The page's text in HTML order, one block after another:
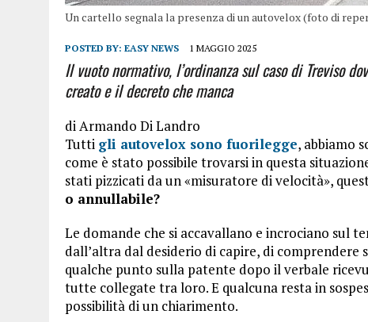
Un cartello segnala la presenza di un autovelox (foto di
POSTED BY: EASY NEWS 1 MAGGIO 2025
Il vuoto normativo, l’ordinanza sul caso di Treviso
creato e il decreto che manca
diArmando Di Landro
Tutti gli autovelox sono fuorilegge, abbiamo
come è stato possibile trovarsi in questa
stati pizzicati da un «misuratore di velocità»,
o annullabile?
Le domande che si accavallano e incrociano sul
dall’altra dal desiderio di capire, di comprendere
qualche punto sulla patente dopo il verbale
tutte collegate tra loro. E qualcuna resta in
possibilità di un chiarimento.